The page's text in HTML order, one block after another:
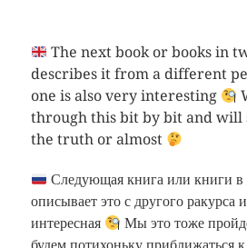
The next book or books in
describes it from a different
one is also very interesting
through this bit by bit and will
the truth or almost
Следующая книга или книги в
описывает это с другого ракурса
интересная
Мы это тоже